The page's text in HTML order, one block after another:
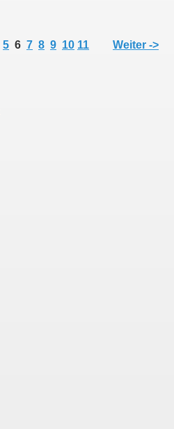
5 6 7 8 9 10 11 Weiter ->